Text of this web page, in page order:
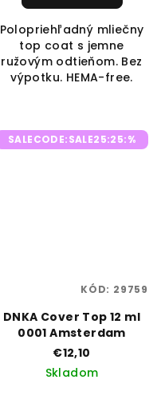
Polopriehľadný mliečny
top coat s jemne
ružovým odtieňom. Bez
výpotku. HEMA-free.
SALECODE:SALE25:25:%
DNKA Cover Top 12 ml
0001 Amsterdam
€12,10
Skladom
KÓD: 29759